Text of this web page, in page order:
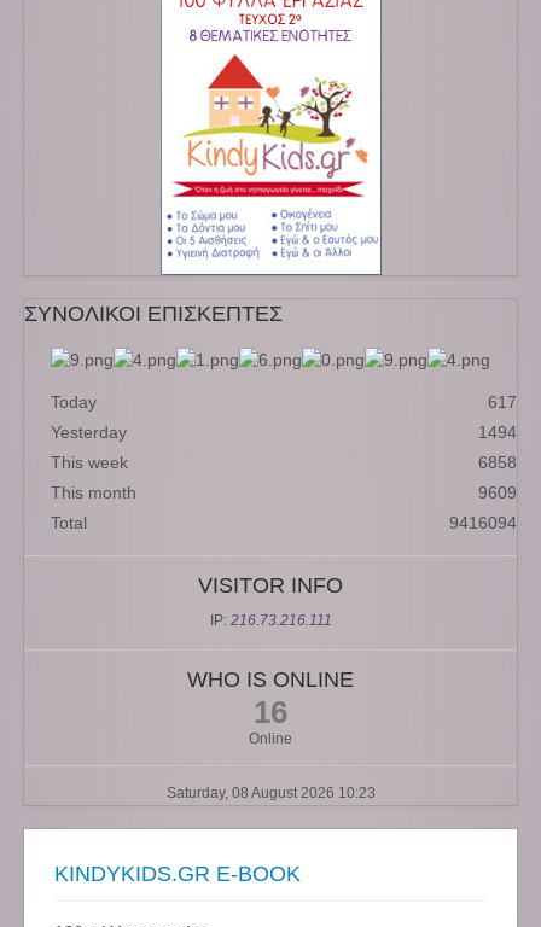
ΣΥΝΟΛΙΚΟΙ ΕΠΙΣΚΕΠΤΕΣ
Today
617
Yesterday
1494
This week
6858
This month
9609
Total
9416094
VISITOR INFO
IP: 216.73.216.111
WHO IS ONLINE
16
Online
Saturday, 08 August 2026 10:23
KINDYKIDS.GR E-BOOK